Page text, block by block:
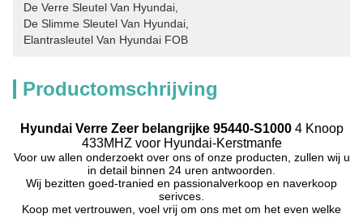
De Verre Sleutel Van Hyundai
De Slimme Sleutel Van Hyundai
Elantrasleutel Van Hyundai FOB
Productomschrijving
Hyundai Verre Zeer belangrijke 95440-S10004 Knoop
433MHZ voor Hyundai-Kerstmanfe
Voor uw allen onderzoekt over ons of onze producten, zullen wij u
in detail binnen 24 uren antwoorden.
Wij bezitten goed-tranied en passionalverkoop en naverkoop
serivces.
Koop met vertrouwen, voel vrij om ons met om het even welke